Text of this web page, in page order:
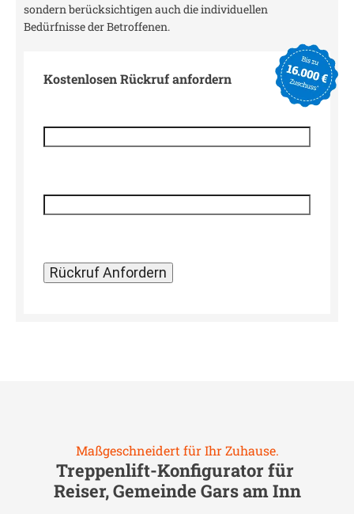
sondern berücksichtigen auch die individuellen
Bedürfnisse der Betroffenen.
Kostenlosen Rückruf anfordern
Maßgeschneidert für Ihr Zuhause.
Treppenlift-Konfigurator für
Reiser, Gemeinde Gars am Inn